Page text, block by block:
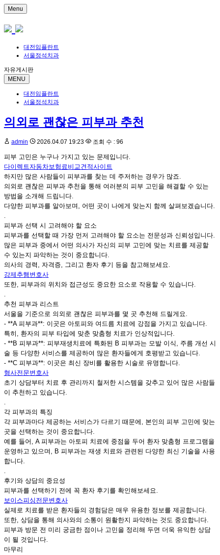
Menu
대전임플란트
서울정석치과
자유게시판
MENU
대전임플란트
서울정석치과
의외로 괜찮은 피부과 추천
admin 2026.04.07 19:23 조회 수 : 96
피부 고민은 누구나 가지고 있는 문제입니다.
다이렉트자동차보험료비교견적사이트
하지만 많은 사람들이 피부과를 찾는 데 주저하는 경우가 많죠.
의외로 괜찮은 피부과 추천을 통해 여러분의 피부 고민을 해결할 수 있는
방법을 소개해 드립니다.
다양한 피부과를 알아보며, 어떤 곳이 나에게 맞는지 함께 살펴보겠습니다.
.
피부과 선택 시 고려해야 할 요소
피부과를 선택할 때 가장 먼저 고려해야 할 요소는 전문성과 신뢰성입니다.
많은 피부과 중에서 어떤 의사가 자신의 피부 고민에 맞는 치료를 제공할
수 있는지 파악하는 것이 중요합니다.
의사의 경력, 자격증, 그리고 환자 후기 등을 참고해보세요.
강제추행변호사
또한, 피부과의 위치와 접근성도 중요한 요소로 작용할 수 있습니다.
.
추천 피부과 리스트
서울을 기준으로 의외로 괜찮은 피부과를 몇 곳 추천해 드릴게요.
- **A 피부과**: 이곳은 아토피와 여드름 치료에 강점을 가지고 있습니다.
특히, 환자의 피부 타입에 맞춘 맞춤형 치료가 인상적입니다.
- **B 피부과**: 피부재생치료에 특화된 B 피부과는 모발 이식, 주름 개선 시
술 등 다양한 서비스를 제공하여 많은 환자들에게 호평받고 있습니다.
- **C 피부과**: 이곳은 최신 장비를 활용한 시술로 유명합니다.
형사전문변호사
초기 상담부터 치료 후 관리까지 철저한 시스템을 갖추고 있어 많은 사람들
이 추천하고 있습니다.
.
각 피부과의 특징
각 피부과마다 제공하는 서비스가 다르기 때문에, 본인의 피부 고민에 맞는
곳을 선택하는 것이 중요합니다.
예를 들어, A 피부과는 아토피 치료에 중점을 두어 환자 맞춤형 프로그램을
운영하고 있으며, B 피부과는 재생 치료와 관련된 다양한 최신 기술을 사용
합니다.
.
후기와 상담의 중요성
피부과를 선택하기 전에 꼭 환자 후기를 확인해보세요.
보이스피싱전문변호사
실제로 치료를 받은 환자들의 경험담은 매우 유용한 정보를 제공합니다.
또한, 상담을 통해 의사와의 소통이 원활한지 파악하는 것도 중요합니다.
피부과 방문 전 미리 궁금한 점이나 고민을 정리해 두면 더욱 유익한 상담
이 될 것입니다.
마무리